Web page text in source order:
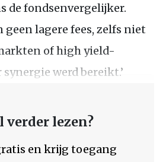
de fondsenvergelijker.
geen lagere fees, zelfs niet
of high yield-
werd bereikt.’
lezen?
en krijg toegang